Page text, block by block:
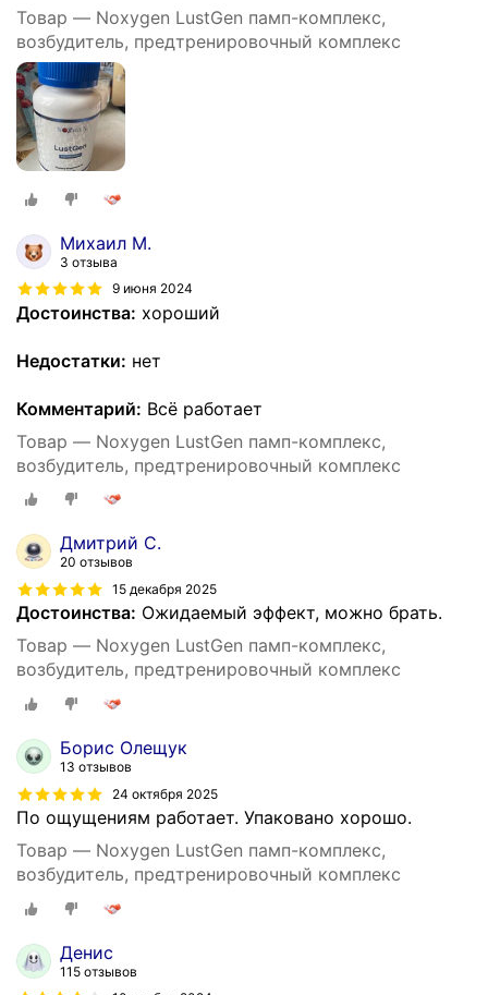
Товар — Noxygen LustGen памп-комплекс,
возбудитель, предтренировочный комплекс
Михаил М.
3 отзыва
9 июня 2024
Достоинства: хороший
Недостатки: нет
Комментарий: Всё работает
Товар — Noxygen LustGen памп-комплекс,
возбудитель, предтренировочный комплекс
Дмитрий С.
20 отзывов
15 декабря 2025
Достоинства: Ожидаемый эффект, можно брать.
Товар — Noxygen LustGen памп-комплекс,
возбудитель, предтренировочный комплекс
Борис Олещук
13 отзывов
24 октября 2025
По ощущениям работает. Упаковано хорошо.
Товар — Noxygen LustGen памп-комплекс,
возбудитель, предтренировочный комплекс
Денис
115 отзывов